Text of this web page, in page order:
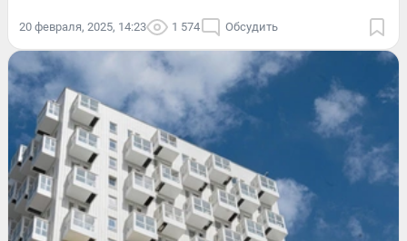
20 февраля, 2025, 14:23 1 574 Обсудить